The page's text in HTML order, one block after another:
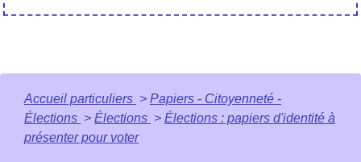
Accueil particuliers > Papiers - Citoyenneté -
Élections > Élections > Élections : papiers d'identité à
présenter pour voter